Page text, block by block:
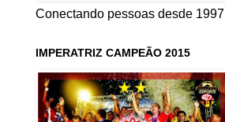
Conectando pessoas desde 1997
IMPERATRIZ CAMPEÃO 2015